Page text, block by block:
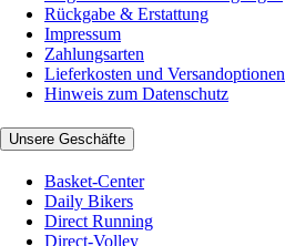
Rückgabe & Erstattung
Impressum
Zahlungsarten
Lieferkosten und Versandoptionen
Hinweis zum Datenschutz
Unsere Geschäfte
Basket-Center
Daily Bikers
Direct Running
Direct-Volley